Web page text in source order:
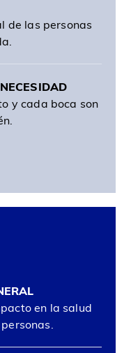
de las personas
y cada boca son
en la salud